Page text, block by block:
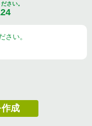
さい。
さい。